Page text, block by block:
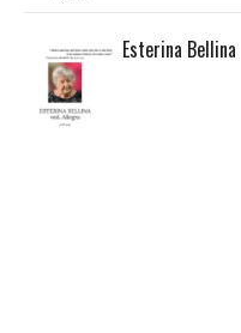
Esterina Bellina